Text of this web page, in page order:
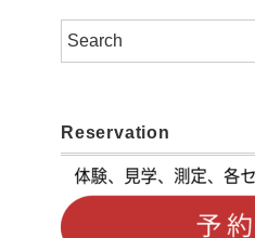
Reservation